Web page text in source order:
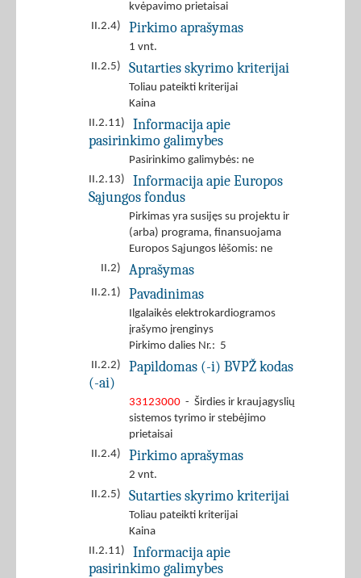
kvėpavimo prietaisai
II.2.4)
Pirkimo aprašymas
1 vnt.
II.2.5)
Sutarties skyrimo kriterijai
Toliau pateikti kriterijai
Kaina
II.2.11)
Informacija apie
pasirinkimo galimybes
Pasirinkimo galimybės: ne
II.2.13)
Informacija apie Europos
Sąjungos fondus
Pirkimas yra susijęs su projektu ir
(arba) programa, finansuojama
Europos Sąjungos lėšomis: ne
II.2)
Aprašymas
II.2.1) Pavadinimas
Ilgalaikės elektrokardiogramos
įrašymo įrenginys
Pirkimo dalies Nr.: 5
II.2.2)
Papildomas (-i) BVPŽ kodas
(-ai)
33123000 - Širdies ir kraujagyslių
sistemos tyrimo ir stebėjimo
prietaisai
II.2.4)
Pirkimo aprašymas
2 vnt.
II.2.5)
Sutarties skyrimo kriterijai
Toliau pateikti kriterijai
Kaina
II.2.11)
Informacija apie
pasirinkimo galimybes